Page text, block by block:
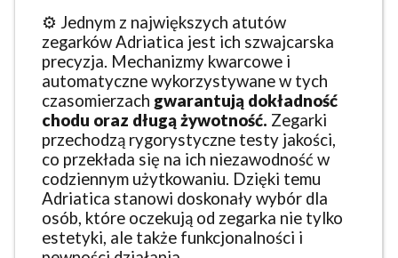
⚙️ Jednym z największych atutów
zegarków Adriatica jest ich szwajcarska
precyzja. Mechanizmy kwarcowe i
automatyczne wykorzystywane w tych
czasomierzach gwarantują dokładność
chodu oraz długą żywotność. Zegarki
przechodzą rygorystyczne testy jakości,
co przekłada się na ich niezawodność w
codziennym użytkowaniu. Dzięki temu
Adriatica stanowi doskonały wybór dla
osób, które oczekują od zegarka nie tylko
estetyki, ale także funkcjonalności i